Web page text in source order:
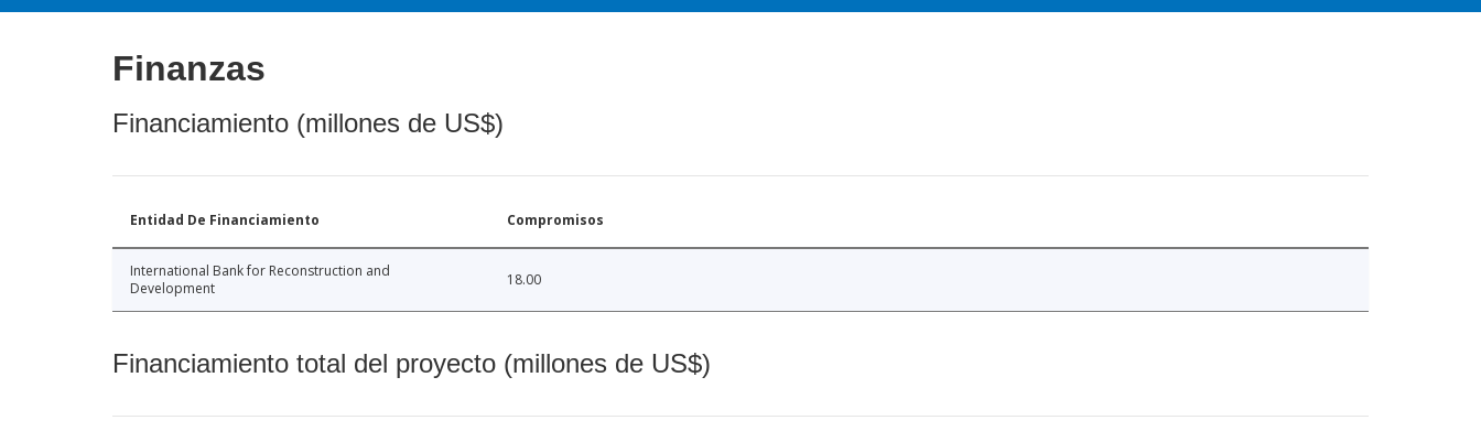
Finanzas
Financiamiento (millones de US$)
Entidad De Financiamiento Compromisos
International Bank for Reconstruction and
Development
18.00
Financiamiento total del proyecto (millones de US$)